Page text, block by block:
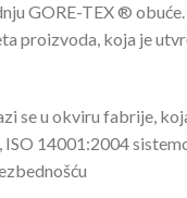
GORE-TEX ®
proizvoda, koja je
se u okviru fabrije,
14001:2004